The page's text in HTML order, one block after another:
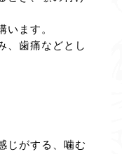
います。
、歯痛などとし
じがする、噛む